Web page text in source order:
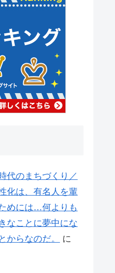
代のまちづくり／
化は、有名人を輩
めには…何よりも
なことに夢中にな
からなのだ。
に